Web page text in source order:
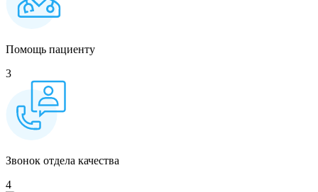
Помощь пациенту
3
Звонок отдела качества
4